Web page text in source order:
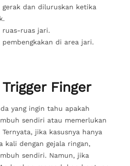
dan diluruskan ketika
ruas-ruas jari.
pembengkakan di area jari.
Finger
yang ingin tahu apakah
sendiri atau memerlukan
jika kasusnya hanya
dengan gejala ringan,
sendiri. Namun, jika